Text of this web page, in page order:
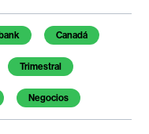
Canadá
Trimestral
Negocios